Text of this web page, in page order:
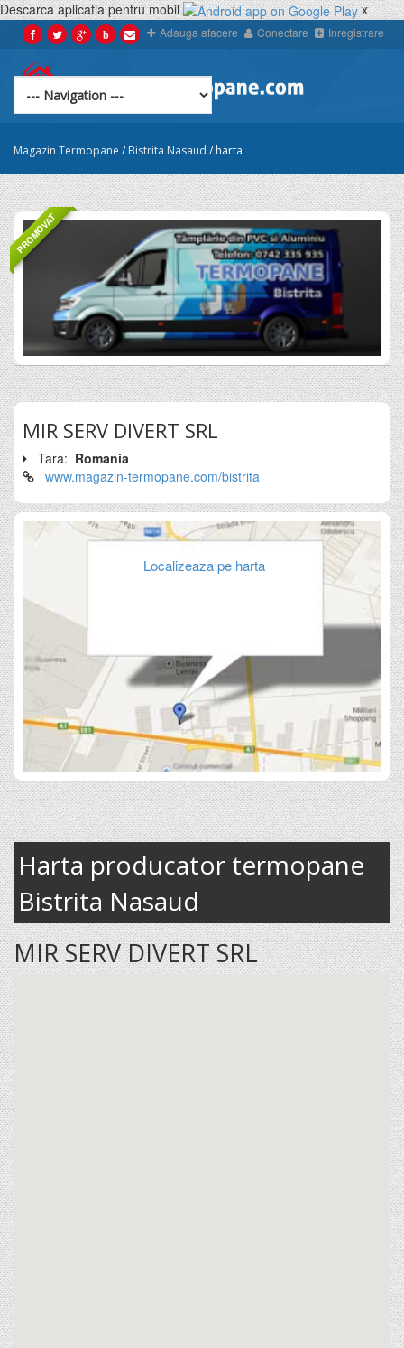
Descarca aplicatia pentru mobil x
b Adauga afacere Conectare Inregistrare
Magazin Termopane / Bistrita Nasaud / harta
PROMOVAT
MIR SERV DIVERT SRL
Tara: Romania
www.magazin-termopane.com/bistrita
Localizeaza pe harta
Harta producator termopane
Bistrita Nasaud
MIR SERV DIVERT SRL